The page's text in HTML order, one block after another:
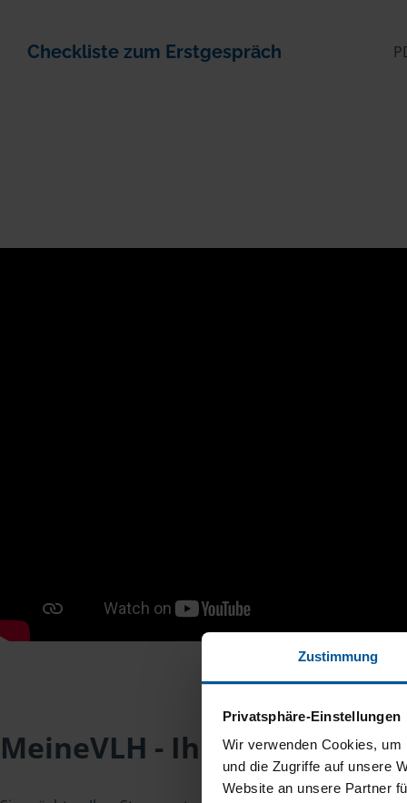
Zustimmung
Privatsphäre-Einstellungen
Wir verwenden Cookies,
und die Zugriffe auf unsere
Website an unsere Partner
Checkliste zum Erstgespräch
MeineVLH - Ihr